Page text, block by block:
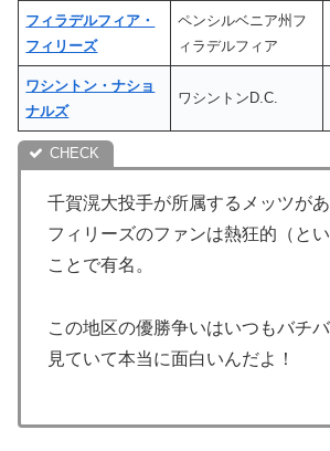
フィラデルフィア・
フィリーズ
ペンシルベニア州フ
ィラデルフィア
ワシントン・ナショ
ナルズ
ワシントンD.C.
千賀滉大投手が所属するメッツがあ
フィリーズのファンは熱狂的（とい
ことで有名。
この地区の優勝争いはいつもバチバ
見ていて本当に面白いんだよ！